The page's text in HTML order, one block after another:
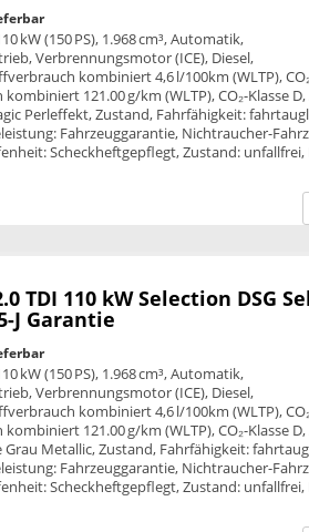
kW (150 PS), 1.968 cm³, Automatik,
Verbrennungsmotor (ICE), Diesel,
kombiniert 4,6 l/100km (WLTP),
kombiniert 121.00 g/km (WLTP), CO₂-Klasse
Perleffekt, Zustand, Fahrfähigkeit:
Fahrzeuggarantie, Nichtraucher-
Scheckheftgepflegt, Zustand: unfallfrei,
TDI 110 kW Selection DSG
J Garantie
kW (150 PS), 1.968 cm³, Automatik,
Verbrennungsmotor (ICE), Diesel,
kombiniert 4,6 l/100km (WLTP),
kombiniert 121.00 g/km (WLTP), CO₂-Klasse
Grau Metallic, Zustand, Fahrfähigkeit:
Fahrzeuggarantie, Nichtraucher-
Scheckheftgepflegt, Zustand: unfallfrei,